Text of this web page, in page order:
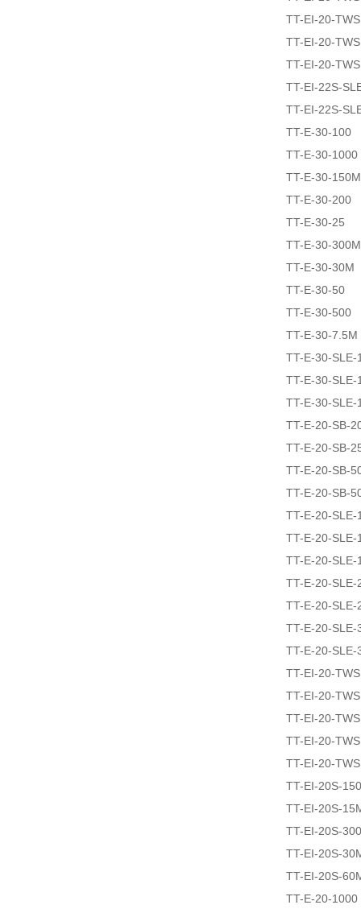
TT-EI-20-
TT-EI-20-
TT-EI-20-
TT-EI-22S-
TT-EI-22S-
TT-E-30-100
TT-E-30-1000
TT-E-30-150M
TT-E-30-200
TT-E-30-25
TT-E-30-300M
TT-E-30-30M
TT-E-30-50
TT-E-30-500
TT-E-30-7.5M
TT-E-30-SLE-
TT-E-30-SLE-
TT-E-30-SLE-
TT-E-20-SB-
TT-E-20-SB-
TT-E-20-SB-
TT-E-20-SB-
TT-E-20-SLE-
TT-E-20-SLE-
TT-E-20-SLE-
TT-E-20-SLE-
TT-E-20-SLE-
TT-E-20-SLE-
TT-E-20-SLE-
TT-EI-20-
TT-EI-20-
TT-EI-20-
TT-EI-20-
TT-EI-20-
TT-EI-20S-
TT-EI-20S-
TT-EI-20S-
TT-EI-20S-
TT-EI-20S-
TT-E-20-1000